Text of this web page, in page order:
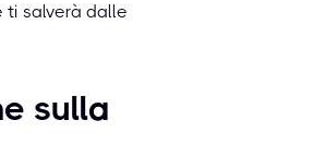
ti salverà dalle
sulla